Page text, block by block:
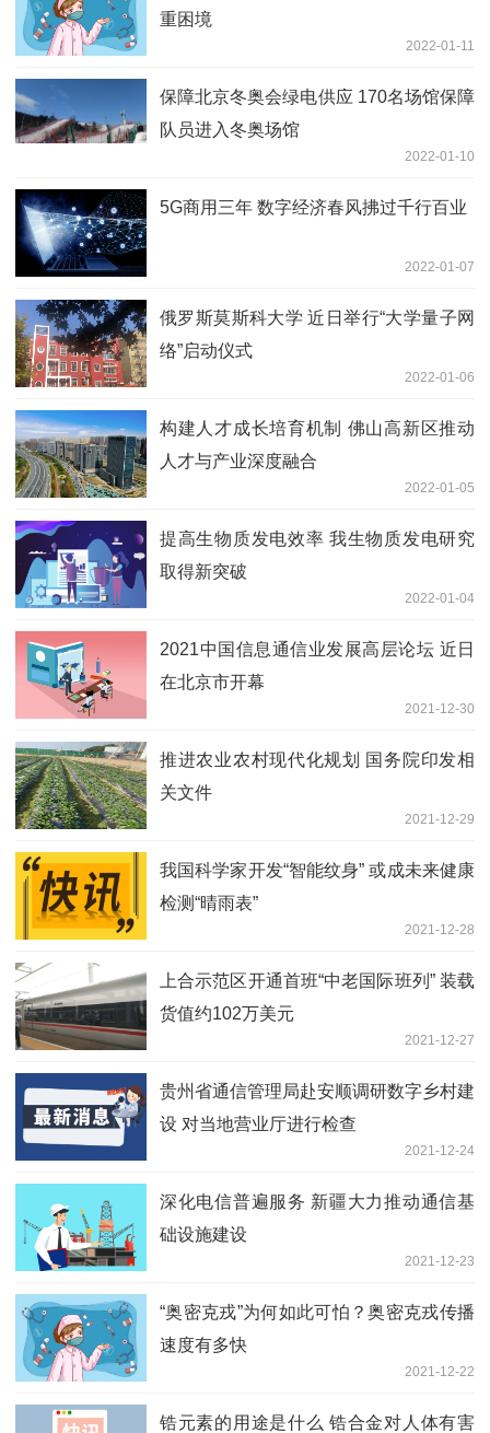
重困境
2022-01-11
保障北京冬奥会绿电供应 170名场馆保障
队员进入冬奥场馆
2022-01-10
5G商用三年 数字经济春风拂过千行百业
2022-01-07
俄罗斯莫斯科大学 近日举行“大学量子网
络”启动仪式
2022-01-06
构建人才成长培育机制 佛山高新区推动
人才与产业深度融合
2022-01-05
提高生物质发电效率 我生物质发电研究
取得新突破
2022-01-04
2021中国信息通信业发展高层论坛 近日
在北京市开幕
2021-12-30
推进农业农村现代化规划 国务院印发相
关文件
2021-12-29
我国科学家开发“智能纹身” 或成未来健康
检测“晴雨表”
2021-12-28
上合示范区开通首班“中老国际班列” 装载
货值约102万美元
2021-12-27
贵州省通信管理局赴安顺调研数字乡村建
设 对当地营业厅进行检查
2021-12-24
深化电信普遍服务 新疆大力推动通信基
础设施建设
2021-12-23
“奥密克戎”为何如此可怕？奥密克戎传播
速度有多快
2021-12-22
锆元素的用途是什么 锆合金对人体有害